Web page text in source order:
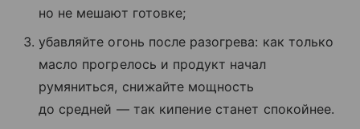
но не мешают готовке;
убавляйте огонь после разогрева: как только
масло прогрелось и продукт начал
румяниться, снижайте мощность
до средней — так кипение станет спокойнее.